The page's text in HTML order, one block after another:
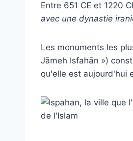
Entre 651 CE et 1220
avec une dynastie
Les monuments les
Jāmeh Isfahān »)
qu'elle est aujourd'hui